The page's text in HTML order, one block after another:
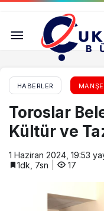
HABERLER
Toroslar
Kültür ve
1 Haziran 2024, 19:53
1dk, 7sn
17
Adana Valiliği’ne
onandı